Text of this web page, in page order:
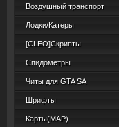
Воздушный транспорт
Лодки/Катеры
[CLEO]Скрипты
Спидометры
Читы для GTA SA
Шрифты
Карты(MAP)